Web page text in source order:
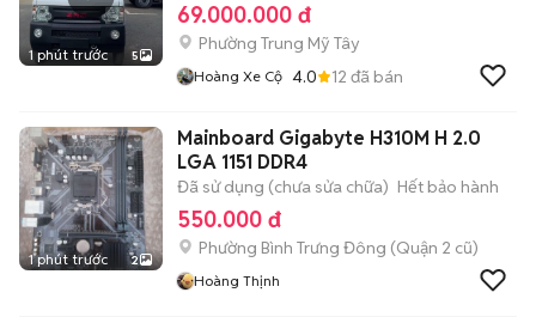
1 phút trước 5
69.000.000 đ
Phường Trung Mỹ Tây
Hoàng Xe Cộ 4.0 12 đã bán
1 phút trước 2
Mainboard Gigabyte H310M H 2.0
LGA 1151 DDR4
Đã sử dụng (chưa sửa chữa) Hết bảo hành
550.000 đ
Phường Bình Trưng Đông (Quận 2 cũ)
Hoàng Thịnh